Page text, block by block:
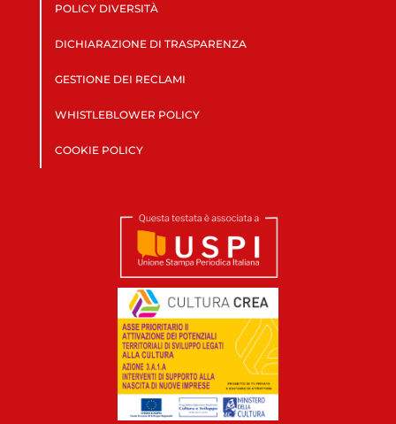
POLICY DIVERSITÀ
DICHIARAZIONE DI TRASPARENZA
GESTIONE DEI RECLAMI
WHISTLEBLOWER POLICY
COOKIE POLICY